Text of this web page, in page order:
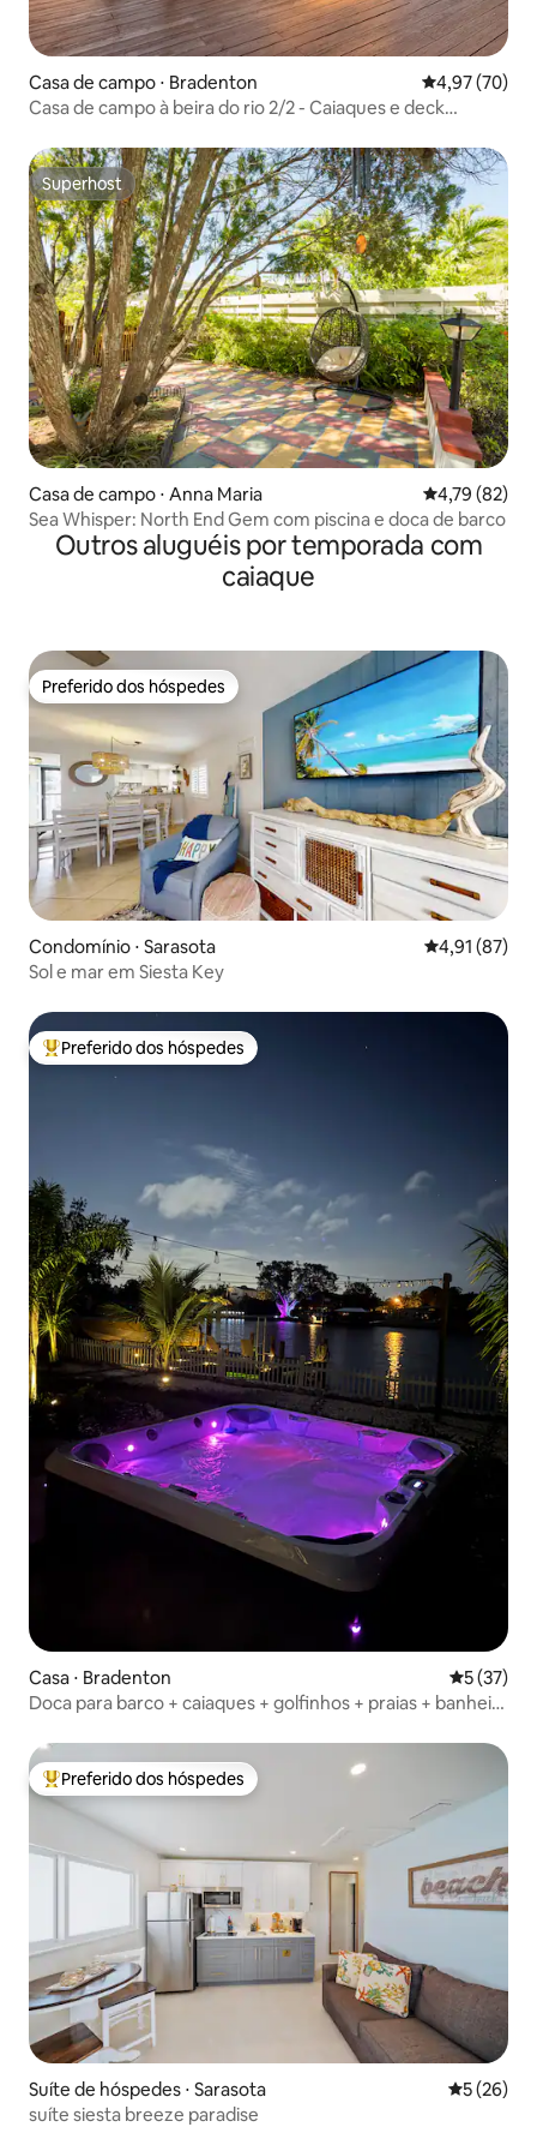
Casa de campo ⋅ Bradenton 4,97 de uma
4,97 (70)
Casa de campo à beira do rio 2/2 - Caiaques e deck
Superhost
Superhost
Casa de campo ⋅ Anna Maria 4,79 de uma
4,79 (82)
Sea Whisper: North End Gem com piscina e doca de barco
Outros aluguéis por temporada com
caiaque
Preferido dos hóspedes
Preferido dos hóspedes
Condomínio ⋅ Sarasota 4,91 de uma
4,91 (87)
Sol e mar em Siesta Key
Entre os melhores preferidos dos hóspedes
Preferido dos hóspedes
Casa ⋅ Bradenton 5 de uma
5 (37)
Doca para barco + caiaques + golfinhos + praias + banheira
Entre os melhores preferidos dos hóspedes
Preferido dos hóspedes
Suíte de hóspedes ⋅ Sarasota 5 de uma
5 (26)
suíte siesta breeze paradise